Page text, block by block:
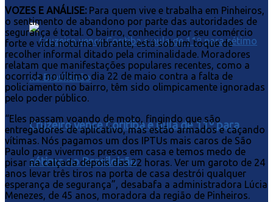
Cruzeiro vence Coritiba e pula de 11º para
sétimo no Brasileirão
VOZES E ANÁLISE: Para quem vive e trabalha em Pinheiros,
o sentimento de abandono por parte das autoridades de
segurança é total. O bairro, conhecido por seu comércio
forte e vida noturna vibrante, está sob um toque de
recolher informal ditado pela criminalidade. Moradores
relatam que manifestações populares recentes, como a
ocorrida no último dia 22 de maio contra a falta de
policiamento no bairro, têm sido olimpicamente ignoradas
pelo poder público.
“Eles passam voando de moto, fingindo que são
entregadores de aplicativo, mas estão armados e caçando
vítimas. Nós pagamos um dos IPTUs mais caros de São
Paulo para vivermos presos em casa e temos medo de
pisar na calçada depois das 22 horas. Ver um garoto de 24
anos levar três tiros na porta de casa destrói qualquer
esperança de segurança”, desabafa a administradora Lúcia
Menezes, de 45 anos, moradora da região de Pinheiros.